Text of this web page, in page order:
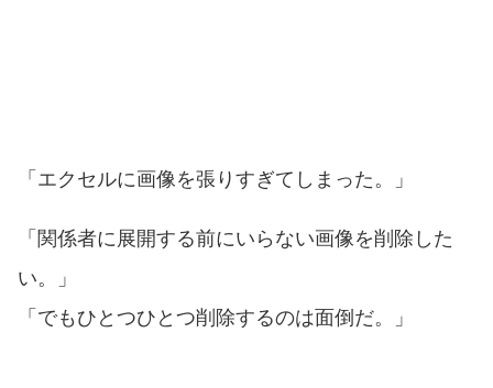
「エクセルに画像を張りすぎてしまった。」
「関係者に展開する前にいらない画像を削除した
い。」
「でもひとつひとつ削除するのは面倒だ。」